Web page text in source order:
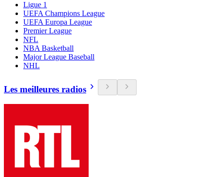
Ligue 1
UEFA Champions League
UEFA Europa League
Premier League
NFL
NBA Basketball
Major League Baseball
NHL
Les meilleures radios